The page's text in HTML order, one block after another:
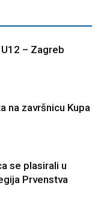
– Zagreb
na završnicu Kupa
se plasirali u
Prvenstva